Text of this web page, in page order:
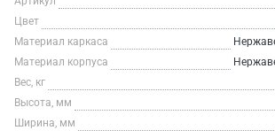
Цвет
Материал каркаса
Материал корпуса
Вес, кг
Высота, мм
Ширина, мм